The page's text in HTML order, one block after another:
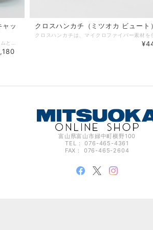
ャッ
クロスハンカチ（ミツオカ ビュート）
富山県富山市婦中町横野100
TEL： 076-465-4361
FAX： 076-465-2604